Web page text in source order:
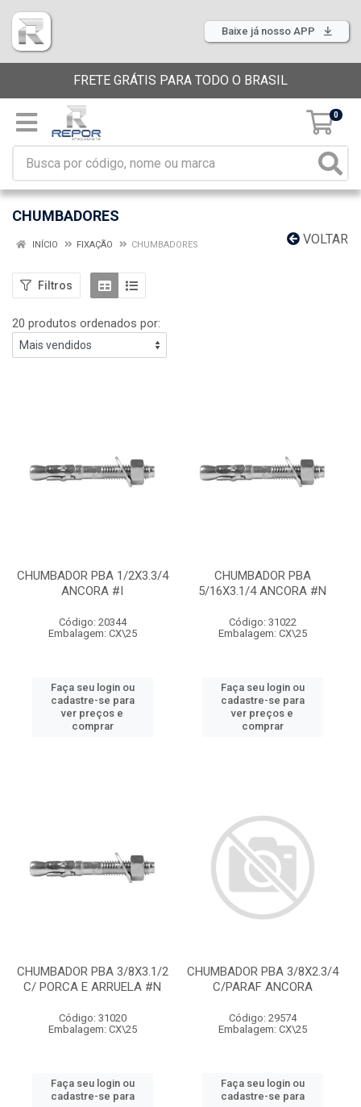
Baixe já nosso APP
FRETE GRÁTIS PARA TODO O BRASIL
0
CHUMBADORES
VOLTAR
INÍCIO FIXAÇÃO CHUMBADORES
Filtros
20 produtos ordenados por:
CHUMBADOR PBA 1/2X3.3/4
ANCORA #I
Código: 20344
Embalagem: CX\25
Faça seu login ou
cadastre-se para
ver preços e
comprar
CHUMBADOR PBA
5/16X3.1/4 ANCORA #N
Código: 31022
Embalagem: CX\25
Faça seu login ou
cadastre-se para
ver preços e
comprar
CHUMBADOR PBA 3/8X3.1/2
C/ PORCA E ARRUELA #N
Código: 31020
Embalagem: CX\25
Faça seu login ou
cadastre-se para
CHUMBADOR PBA 3/8X2.3/4
C/PARAF ANCORA
Código: 29574
Embalagem: CX\25
Faça seu login ou
cadastre-se para